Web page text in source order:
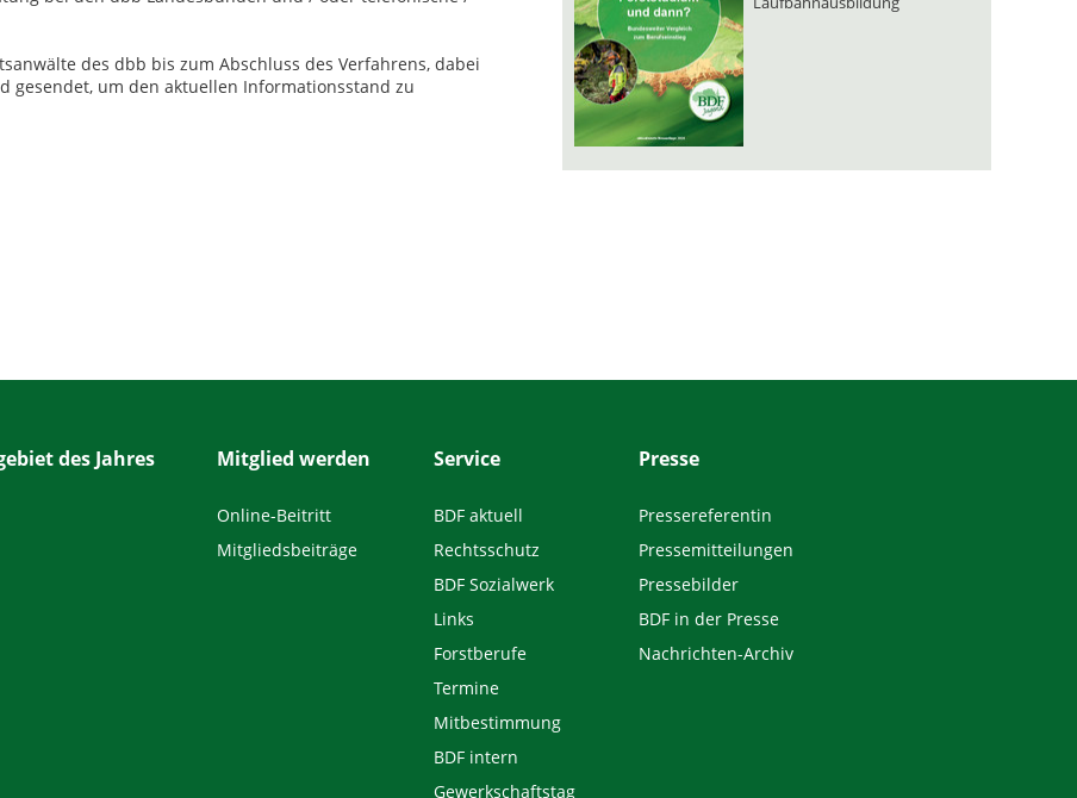
des dbb bis zum Abschluss des Verfahrens, dabei
gesendet, um den aktuellen Informationsstand zu
des Jahres Mitglied werden
Online-Beitritt
Mitgliedsbeiträge
Service
BDF aktuell
Rechtsschutz
BDF Sozialwerk
Links
Forstberufe
Termine
Mitbestimmung
BDF intern
Gewerkschaftstag
Presse
Pressereferentin
Pressemitteilungen
Pressebilder
BDF in der Presse
Nachrichten-Archiv